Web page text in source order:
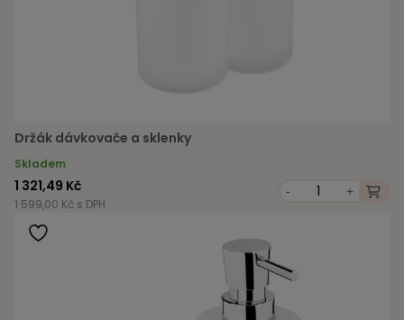
Držák dávkovače a sklenky
Skladem
1 321,49 Kč
1 599,00 Kč s DPH
- +